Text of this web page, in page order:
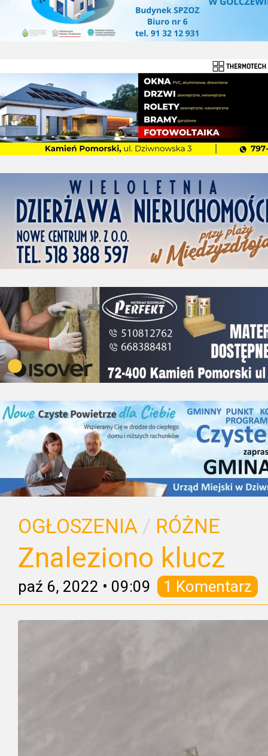
OGŁOSZENIA / RÓŻNE
Znaleziono klucz
paź 6, 2022 • 09:09 1 Komentarz